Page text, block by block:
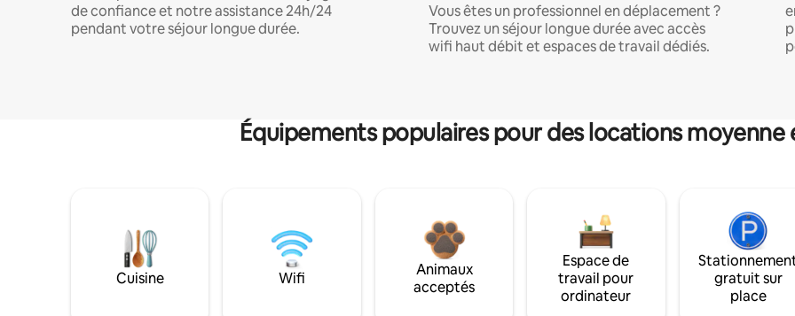
de confiance et notre assistance 24h/24
pendant votre séjour longue durée.
Vous êtes un professionnel en déplacement ?
Trouvez un séjour longue durée avec accès
wifi haut débit et espaces de travail dédiés.
Équipements populaires pour des locations
Cuisine Wifi
Animaux
acceptés
Espace de
travail pour
ordinateur
gratuit sur
place